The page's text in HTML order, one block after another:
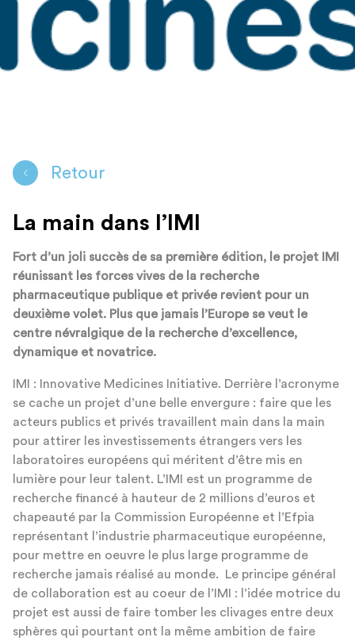
Retour
La main dans l’IMI
Fort d’un joli succès de sa première édition, le projet IMI
réunissant les forces vives de la recherche
pharmaceutique publique et privée revient pour un
deuxième volet. Plus que jamais l’Europe se veut le
centre névralgique de la recherche d’excellence,
dynamique et novatrice.
IMI : Innovative Medicines Initiative. Derrière l’acronyme
se cache un projet d’une belle envergure : faire que les
acteurs publics et privés travaillent main dans la main
pour attirer les investissements étrangers vers les
laboratoires européens qui méritent d’être mis en
lumière pour leur talent. L’IMI est un programme de
recherche financé à hauteur de 2 millions d’euros et
chapeauté par la Commission Européenne et l’Efpia
représentant l’industrie pharmaceutique européenne,
pour mettre en oeuvre le plus large programme de
recherche jamais réalisé au monde. Le principe général
de collaboration est au coeur de l’IMI : l’idée motrice du
projet est aussi de faire tomber les clivages entre deux
sphères qui pourtant ont la même ambition de faire